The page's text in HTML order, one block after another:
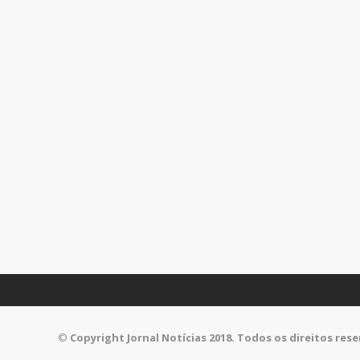
© Copyright Jornal Notícias 2018. Todos os direitos